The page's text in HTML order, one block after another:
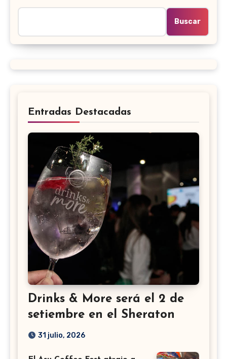
Buscar
Entradas Destacadas
Drinks & More será el 2 de
setiembre en el Sheraton
31 julio, 2026